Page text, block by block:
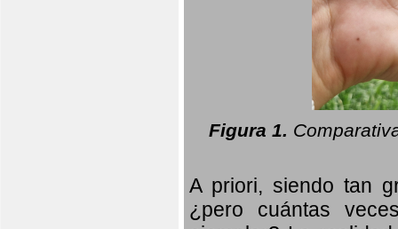
Figura 1.
A priori, siendo tan
¿pero cuántas